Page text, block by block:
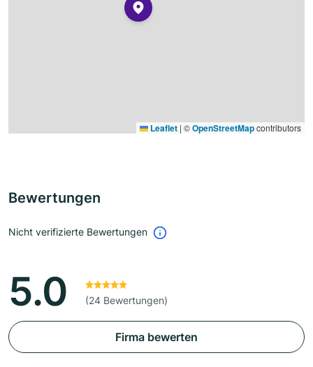
Leaflet | ©OpenStreetMapcontributors
Bewertungen
Nicht verifizierte Bewertungen
5.0 (24 Bewertungen)
Firma bewerten